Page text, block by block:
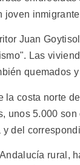
Juan
Las
quemados
la costa norte
unos 5.000
del
rural,